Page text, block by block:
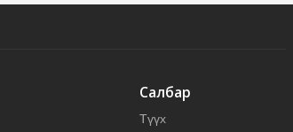
Салбар
Түүх